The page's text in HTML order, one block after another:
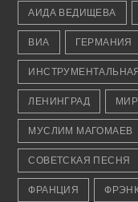
АИДА ВЕДИЩЕВА
ВИА ГЕРМАНИЯ
ЛЕНИНГРАД
МУСЛИМ МАГОМАЕВ
СОВЕТСКАЯ ПЕСНЯ
ФРАНЦИЯ